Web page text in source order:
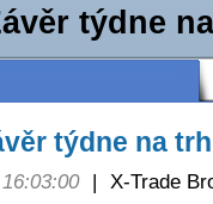
týdne
týdne na
| X-Trade